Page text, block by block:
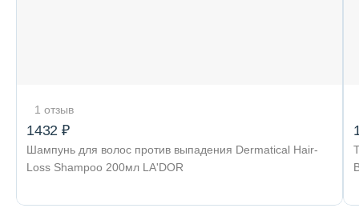
Наборы
1 отзыв
1432 ₽
Шампунь для волос против выпадения Dermatical Hair-
Loss Shampoo 200мл LA'DOR